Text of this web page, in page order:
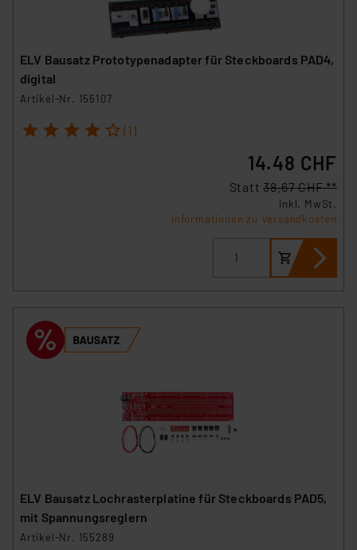
ELV Bausatz Prototypenadapter für Steckboards PAD4,
digital
Artikel-Nr. 155107
1 2 3 4 5 (1)
14.48 CHF
Statt38.67 CHF **
inkl. MwSt.
Informationen zu Versandkosten
ELV Bausatz Lochrasterplatine für Steckboards PAD5,
mit Spannungsreglern
Artikel-Nr. 155289